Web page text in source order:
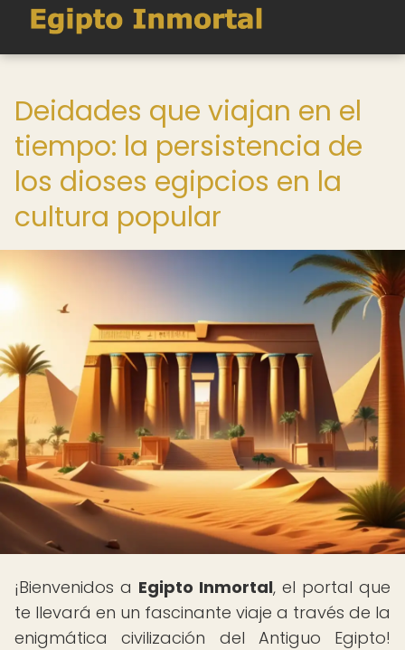
Deidades que viajan en el
tiempo: la persistencia de
los dioses egipcios en la
cultura popular
¡Bienvenidos a Egipto Inmortal, el portal que
te llevará en un fascinante viaje a través de la
enigmática civilización del Antiguo Egipto!